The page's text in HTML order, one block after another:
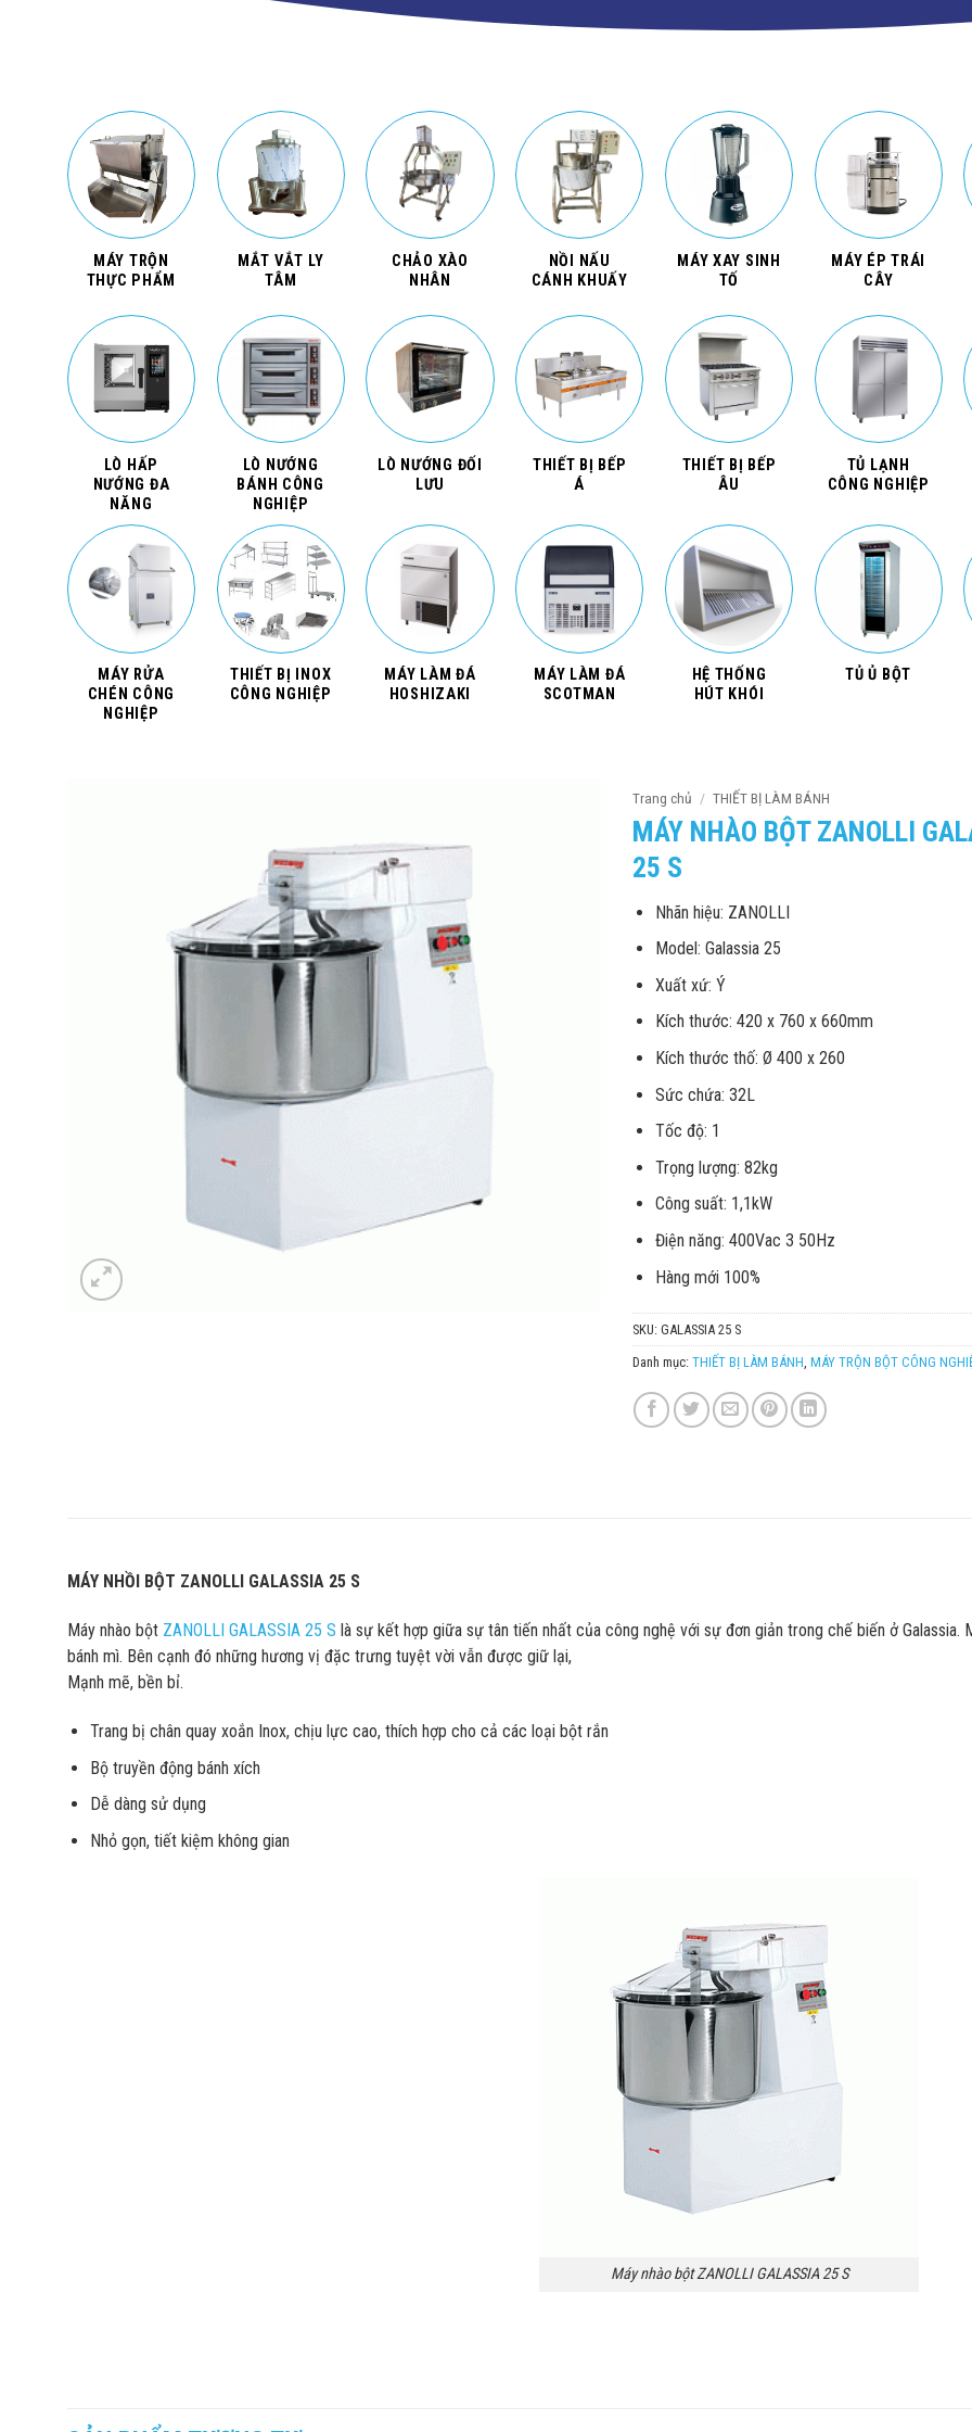
MÁY TRỘN
THỰC PHẨM
MẮT VẮT LY
TÂM
CHẢO XÀO
NHÂN
NỒI NẤU
CÁNH KHUẤY
MÁY XAY SINH
TỐ
MÁY ÉP TRÁI
CÂY
LÒ HẤP
NƯỚNG ĐA
NĂNG
LÒ NƯỚNG
BÁNH CÔNG
NGHIỆP
LÒ NƯỚNG ĐỐI
LƯU
THIẾT BỊ BẾP
Á
THIẾT BỊ BẾP
ÂU
TỦ LẠNH
CÔNG NGHIỆP
MÁY RỬA
CHÉN CÔNG
NGHIỆP
THIẾT BỊ INOX
CÔNG NGHIỆP
MÁY LÀM ĐÁ
HOSHIZAKI
MÁY LÀM ĐÁ
SCOTMAN
HỆ THỐNG
HÚT KHÓI
TỦ Ủ BỘT
Trang chủ / THIẾT BỊ LÀM BÁNH
MÁY NHÀO BỘT ZANOLLI
25 S
Nhãn hiệu: ZANOLLI
Model: Galassia 25
Xuất xứ: Ý
Kích thước: 420 x 760 x 660mm
Kích thước thố: Ø 400 x 260
Sức chứa: 32L
Tốc độ: 1
Trọng lượng: 82kg
Công suất: 1,1kW
Điện năng: 400Vac 3 50Hz
Hàng mới 100%
SKU: GALASSIA 25 S
Danh mục: THIẾT BỊ LÀM BÁNH, MÁY TRỘN BỘT CÔNG
MÁY NHỒI BỘT ZANOLLI GALASSIA 25 S
Máy nhào bột ZANOLLI GALASSIA 25 S là sự kết hợp giữa sự tân tiến nhất của công nghệ với sự đơn giản trong chế biến ở Galassia.
bánh mì. Bên cạnh đó những hương vị đặc trưng tuyệt vời vẫn được giữ lại,
Mạnh mẽ, bền bỉ.
Trang bị chân quay xoắn Inox, chịu lực cao, thích hợp cho cả các loại bột rắn
Bộ truyền động bánh xích
Dễ dàng sử dụng
Nhỏ gọn, tiết kiệm không gian
Máy nhào bột ZANOLLI GALASSIA 25 S